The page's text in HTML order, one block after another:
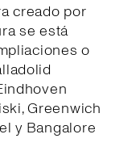
creado por
se está
o
Greenwich
y Bangalore